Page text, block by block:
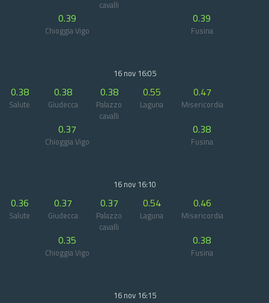
cavalli
0.39
Chioggia Vigo
0.39
Fusina
16 nov 16:05
0.38
Salute
0.38
Giudecca
0.38
Palazzo
cavalli
0.55
Laguna
0.47
Misericordia
0.37
Chioggia Vigo
0.38
Fusina
16 nov 16:10
0.36
Salute
0.37
Giudecca
0.37
Palazzo
cavalli
0.54
Laguna
0.46
Misericordia
0.35
Chioggia Vigo
0.38
Fusina
16 nov 16:15